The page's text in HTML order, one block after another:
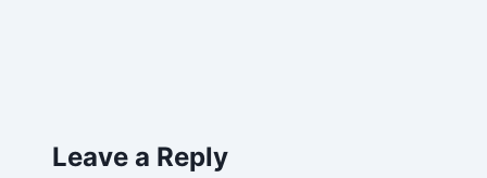
Leave a Reply